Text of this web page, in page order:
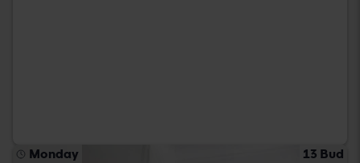
Monday 13 Bud